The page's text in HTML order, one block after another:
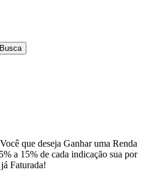
Busca
que deseja Ganhar uma Renda
a 15% de cada indicação sua por
Faturada!